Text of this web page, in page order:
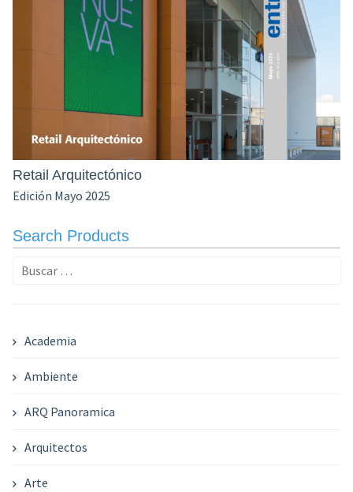
Retail Arquitectónico
Edición Mayo 2025
Search Products
Buscar:
Academia
Ambiente
ARQ Panoramica
Arquitectos
Arte